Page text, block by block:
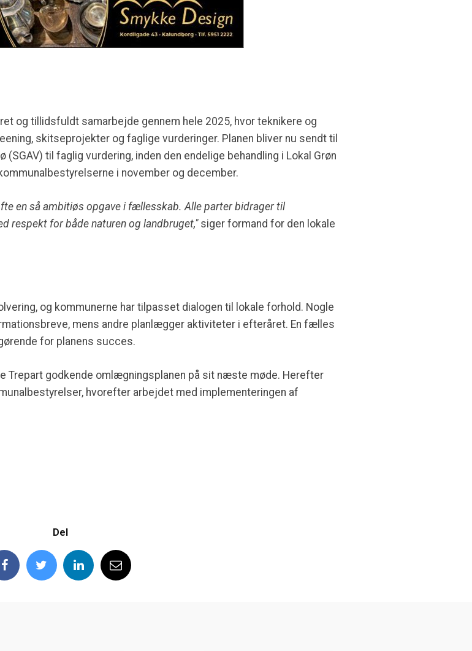
og tillidsfuldt samarbejde gennem hele 2025, hvor teknikere og
skitseprojekter og faglige vurderinger. Planen bliver nu sendt til
til faglig vurdering, inden den endelige behandling i Lokal Grøn
i november og december.
en så ambitiøs opgave i fællesskab. Alle parter bidrager til
respekt for både naturen og landbruget," siger formand for den lokale
og kommunerne har tilpasset dialogen til lokale forhold. Nogle
mens andre planlægger aktiviteter i efteråret. En fælles
for planens succes.
Trepart godkende omlægningsplanen på sit næste møde. Herefter
hvorefter arbejdet med implementeringen af
Del